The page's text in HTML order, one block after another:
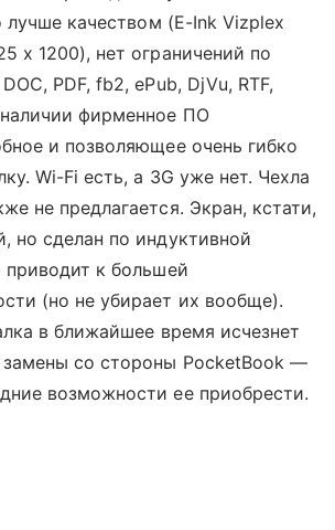
лучше качеством (E-Ink Vizplex
x 1200), нет ограничений по
PDF, fb2, ePub, DjVu, RTF,
наличии фирменное ПО
и позволяющее очень гибко
Wi-Fi есть, а 3G уже нет. Чехла
не предлагается. Экран, кстати,
но сделан по индуктивной
приводит к большей
(но не убирает их вообще).
в ближайшее время исчезнет
замены со стороны PocketBook —
возможности ее приобрести.